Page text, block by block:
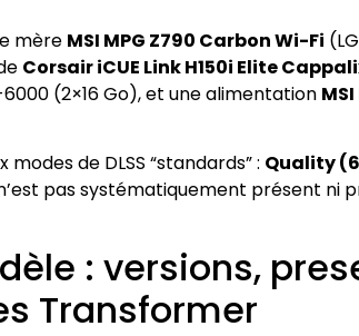
mère MSI MPG Z790 Carbon Wi-Fi
Corsair iCUE Link H150i Elite
(2×16 Go), et une alimentation
de DLSS “standards” : Quality
pas systématiquement présent ni
: versions,
Transformer